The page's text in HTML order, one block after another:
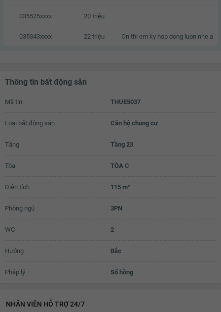
035525xxxx 20 triệu
035343xxxx 22 triệu On thi em ky hop dong luon nhe a
Thông tin bất động sản
Mã tin THUE5037
Loại bất động sản Căn hộ chung cư
Tầng Tầng 23
Tòa TÒA C
Diện tích 115 m²
Phòng ngủ 3PN
WC 2
Hướng Bắc
Pháp lý Sổ hồng
NHÂN VIÊN HỖ TRỢ 24/7